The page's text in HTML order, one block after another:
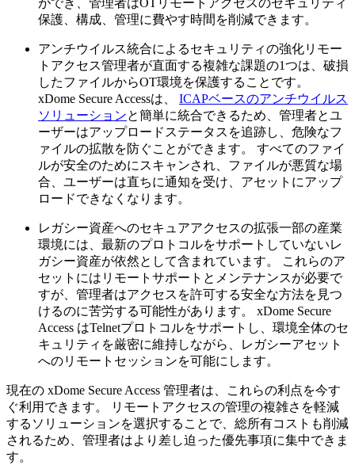
保護、構成、管理に費やす時間を削減できます。
アンチウイルス統合によるセキュリティの強化リモー
トアクセス管理者が直面する複雑な課題の1つは、破損
したファイルからOT環境を保護することです。
xDome Secure Accessは、 ICAPベースのアンチウイルス
ソリューションと簡単に統合できるため、管理者とユ
ーザーはアップロードステータスを追跡し、危険なフ
ァイルの拡散を防ぐことができます。 すべてのファイ
ルが安全のためにスキャンされ、ファイルが悪質な場
合、ユーザーは直ちに通知を受け、アセットにアップ
ロードできなくなります。
レガシー資産へのセキュアアクセスの拡張一部の産業
環境には、最新のプロトコルをサポートしていないレ
ガシー資産が依然として含まれています。 これらのア
セットにはリモートサポートとメンテナンスが必要で
すが、管理者はアクセスを許可する安全な方法を見つ
けるのに苦労する可能性があります。 xDome Secure
Access はTelnetプロトコルをサポートし、環境全体のセ
キュリティを厳密に維持しながら、レガシーアセット
へのリモートセッションを可能にします。
現在の xDome Secure Access 管理者は、これらの利点を今す
ぐ利用できます。 リモートアクセスの管理の複雑さを軽減
するソリューションを選択することで、総所有コストも削減
されるため、管理者はより差し迫った優先事項に集中できま
す。